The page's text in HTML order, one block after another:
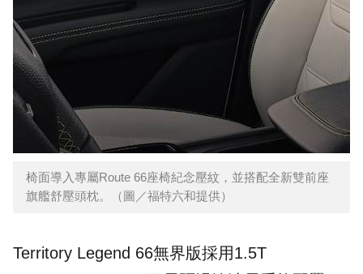
椅面導入專屬Route 66座椅紀念壓紋，並搭配全新雙前座
旗艦舒壓頭枕。（圖／福特六和提供）
Territory Legend 66無界版採用1.5T